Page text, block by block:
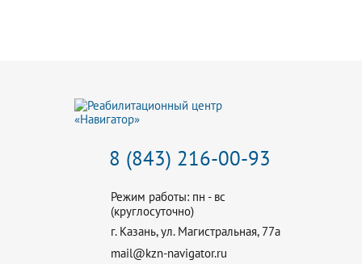
8 (843) 216-00-93
Режим работы: пн - вс
(круглосуточно)
г. Казань, ул. Магистральная, 77a
mail@kzn-navigator.ru